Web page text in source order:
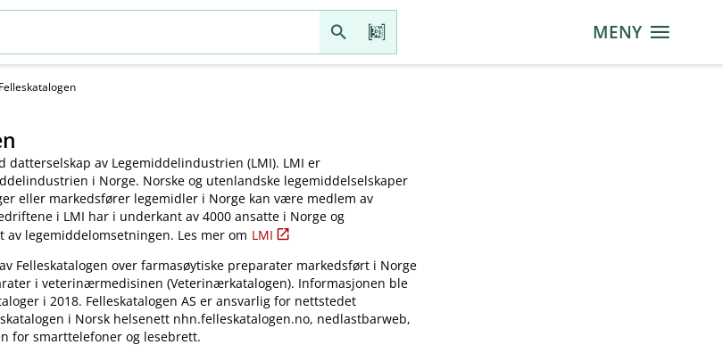
MENY
datterselskap av Legemiddelindustrien (LMI). LMI er
i Norge. Norske og utenlandske legemiddelselskaper
eller markedsfører legemidler i Norge kan være medlem av
i LMI har i underkant av 4000 ansatte i Norge og
legemiddelomsetningen. Les mer om LMI
Felleskatalogen over farmasøytiske preparater markedsført i Norge
i veterinærmedisinen (Veterinærkatalogen). Informasjonen ble
i 2018. Felleskatalogen AS er ansvarlig for nettstedet
i Norsk helsenett nhn.felleskatalogen.no, nedlastbarweb,
for smarttelefoner og lesebrett.